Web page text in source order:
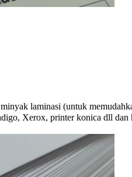
laminasi (untuk
Xerox, printer konica dll dan